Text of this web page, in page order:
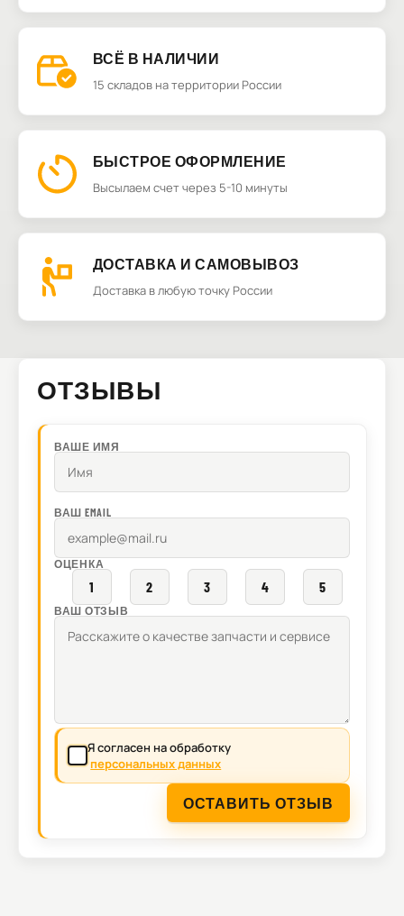
ВСЁ В НАЛИЧИИ
15 складов на территории России
БЫСТРОЕ ОФОРМЛЕНИЕ
Высылаем счет через 5-10 минуты
ДОСТАВКА И САМОВЫВОЗ
Доставка в любую точку России
ОТЗЫВЫ
ВАШЕ ИМЯ
ВАШ EMAIL
ОЦЕНКА
1 2 3 4 5
ВАШ ОТЗЫВ
Я согласен на обработку
персональных данных
ОСТАВИТЬ ОТЗЫВ